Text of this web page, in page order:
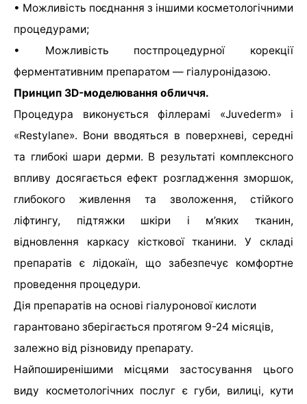
• Можливість поєднання з іншими косметологічними
процедурами;
• Можливість постпроцедурної корекції
ферментативним препаратом — гіалуронідазою.
Принцип 3D-моделювання обличчя.
Процедура виконується філлерамі «Juvederm» і
«Restylane». Вони вводяться в поверхневі, середні
та глибокі шари дерми. В результаті комплексного
впливу досягається ефект розгладження зморшок,
глибокого живлення та зволоження, стійкого
ліфтингу, підтяжки шкіри і м’яких тканин,
відновлення каркасу кісткової тканини. У складі
препаратів є лідокаїн, що забезпечує комфортне
проведення процедури.
Дія препаратів на основі гіалуронової кислоти
гарантовано зберігається протягом 9-24 місяців,
залежно від різновиду препарату.
Найпоширенішими місцями застосування цього
виду косметологічних послуг є губи, вилиці, кути